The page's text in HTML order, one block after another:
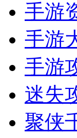
手游
手游
手游
迷失
聚侠